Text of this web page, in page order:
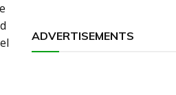
ADVERTISEMENTS